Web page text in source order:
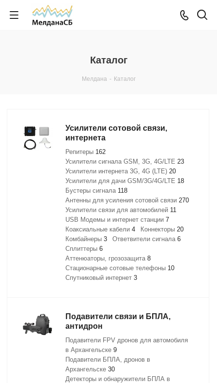
Каталог
Мелдана - Каталог
Усилители сотовой связи,
интернета
Репитеры 162
Усилители сигнала GSM, 3G, 4G/LTE 23
Усилители интернета 3G, 4G (LTE) 20
Усилители для дачи GSM/3G/4G/LTE 18
Бустеры сигнала 118
Антенны для усиления сотовой связи 270
Усилители связи для автомобилей 11
USB Модемы и интернет станции 7
Коаксиальные кабели 4 Коннекторы 20
Комбайнеры 3 Ответвители сигнала 6
Сплиттеры 6
Аттенюаторы, грозозащита 8
Стационарные сотовые телефоны 10
Спутниковый интернет 3
Подавители связи и БПЛА,
антидрон
Подавители FPV дронов для автомобиля
в Архангельске 9
Подавители БПЛА, дронов в
Архангельске 30
Детекторы и обнаружители БПЛА в